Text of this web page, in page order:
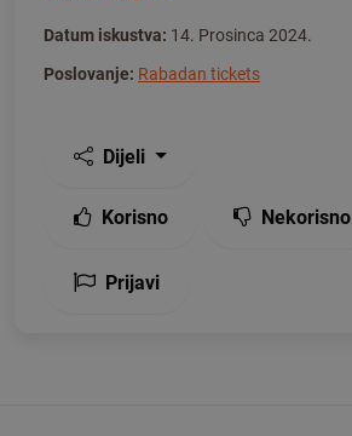
Datum iskustva: 14. Prosinca 2024.
Poslovanje: Rabadan tickets
Dijeli
Korisno Nekorisno
Prijavi